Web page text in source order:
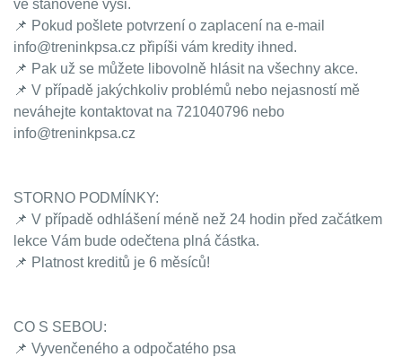
ve stanovené výši.
📌 Pokud pošlete potvrzení o zaplacení na e-mail
info@treninkpsa.cz připíši vám kredity ihned.
📌 Pak už se můžete libovolně hlásit na všechny akce.
📌 V případě jakýchkoliv problémů nebo nejasností mě
neváhejte kontaktovat na 721040796 nebo
info@treninkpsa.cz
STORNO PODMÍNKY:
📌 V případě odhlášení méně než 24 hodin před začátkem
lekce Vám bude odečtena plná částka.
📌 Platnost kreditů je 6 měsíců!
CO S SEBOU:
📌 Vyvenčeného a odpočatého psa